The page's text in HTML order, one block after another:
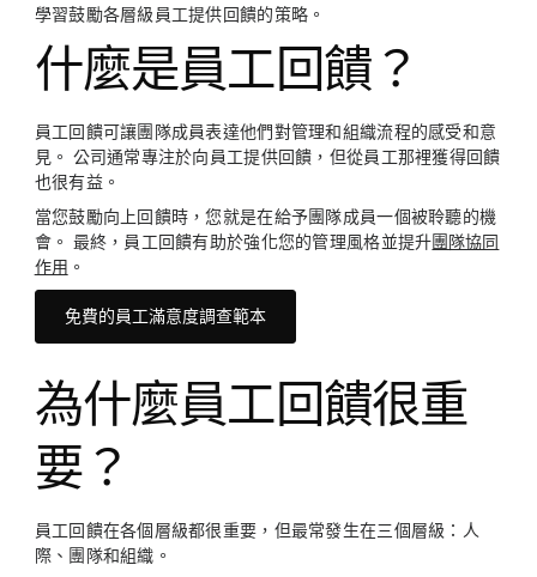
學習鼓勵各層級員工提供回饋的策略。
什麼是員工回饋？
員工回饋可讓團隊成員表達他們對管理和組織流程的感受和意
見。 公司通常專注於向員工提供回饋，但從員工那裡獲得回饋
也很有益。
當您鼓勵向上回饋時，您就是在給予團隊成員一個被聆聽的機
會。 最終，員工回饋有助於強化您的管理風格並提升團隊協同
作用 。
免費的員工滿意度調查範本
為什麼員工回饋很重
要？
員工回饋在各個層級都很重要，但最常發生在三個層級：人
際、團隊和組織。